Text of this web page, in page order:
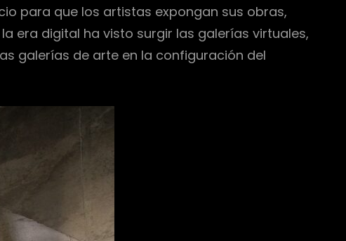
para que los artistas expongan sus obras,
era digital ha visto surgir las galerías virtuales,
galerías de arte en la configuración del